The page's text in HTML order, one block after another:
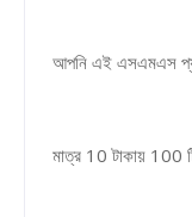
আপনি এই এসএমএস
মাত্র 10 টাকায় 100